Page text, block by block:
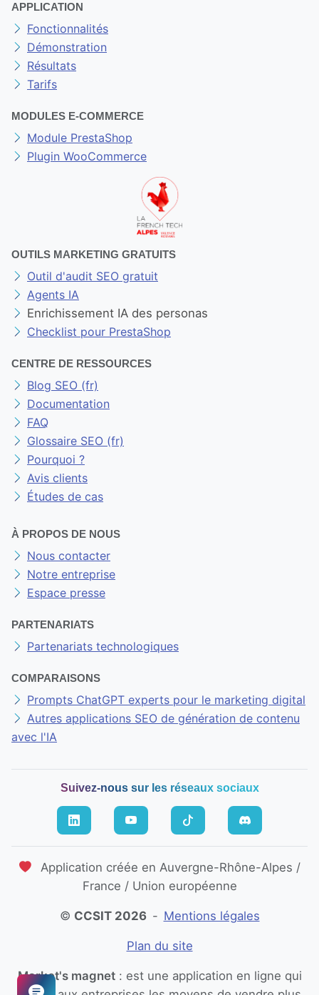
APPLICATION
Fonctionnalités
Démonstration
Résultats
Tarifs
MODULES E-COMMERCE
Module PrestaShop
Plugin WooCommerce
OUTILS MARKETING GRATUITS
Outil d'audit SEO gratuit
Agents IA
Enrichissement IA des personas
Checklist pour PrestaShop
CENTRE DE RESSOURCES
Blog SEO (fr)
Documentation
FAQ
Glossaire SEO (fr)
Pourquoi ?
Avis clients
Études de cas
À PROPOS DE NOUS
Nous contacter
Notre entreprise
Espace presse
PARTENARIATS
Partenariats technologiques
COMPARAISONS
Prompts ChatGPT experts pour le marketing digital
Autres applications SEO de génération de contenu
avec l'IA
Suivez-nous sur les réseaux sociaux
Application créée en Auvergne-Rhône-Alpes /
France / Union européenne
© CCSIT 2026 - Mentions légales
Plan du site
Market's magnet: est une application en ligne qui